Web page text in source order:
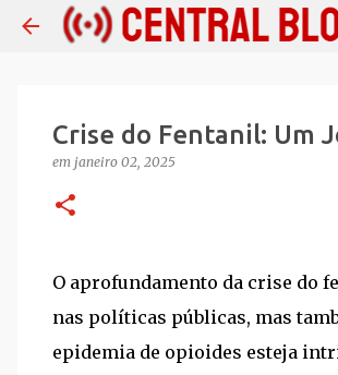
Crise do Fentanil: Um
em janeiro 02, 2025
O aprofundamento da crise do
nas políticas públicas, mas
epidemia de opioides esteja